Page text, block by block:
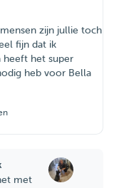
zijn jullie toch
fijn dat ik
heeft het super
heb voor Bella
met